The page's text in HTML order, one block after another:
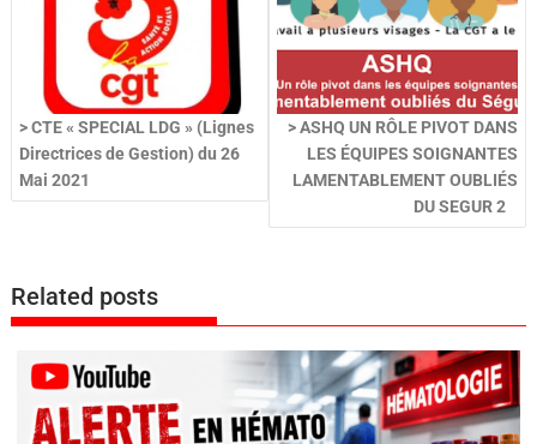
> CTE « SPECIAL LDG » (Lignes
Directrices de Gestion) du 26
Mai 2021
> ASHQ UN RÔLE PIVOT DANS
LES ÉQUIPES SOIGNANTES
LAMENTABLEMENT OUBLIÉS
DU SEGUR 2
Related posts